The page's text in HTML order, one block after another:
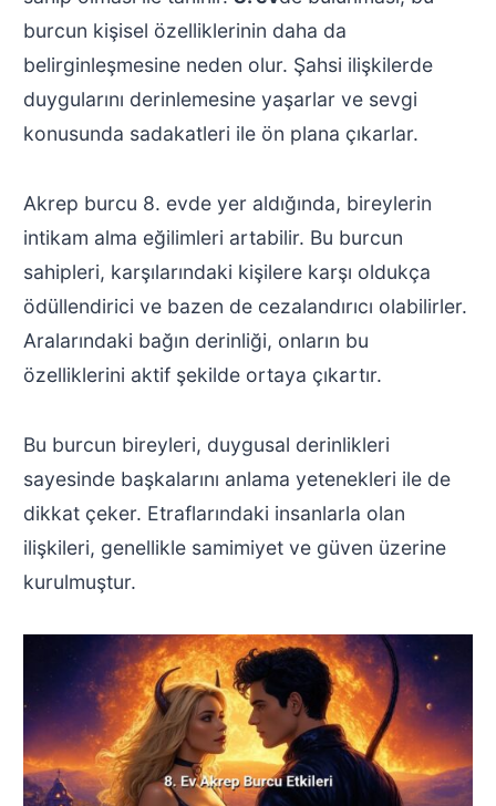
burcun kişisel özelliklerinin daha da
belirginleşmesine neden olur. Şahsi ilişkilerde
duygularını derinlemesine yaşarlar ve sevgi
konusunda sadakatleri ile ön plana çıkarlar.
Akrep burcu 8. evde yer aldığında, bireylerin
intikam alma eğilimleri artabilir. Bu burcun
sahipleri, karşılarındaki kişilere karşı oldukça
ödüllendirici ve bazen de cezalandırıcı olabilirler.
Aralarındaki bağın derinliği, onların bu
özelliklerini aktif şekilde ortaya çıkartır.
Bu burcun bireyleri, duygusal derinlikleri
sayesinde başkalarını anlama yetenekleri ile de
dikkat çeker. Etraflarındaki insanlarla olan
ilişkileri, genellikle samimiyet ve güven üzerine
kurulmuştur.